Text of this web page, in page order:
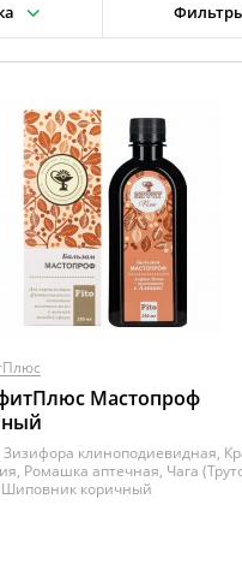
Мастопроф
клиноподиевидная,
Ромашка аптечная, Чага
Шиповник коричный